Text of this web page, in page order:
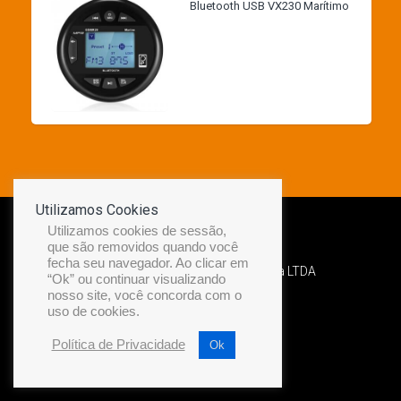
Bluetooth USB VX230 Marítimo
Desenvolvido por Diamond Náutica LTDA
Utilizamos Cookies
Utilizamos cookies de sessão,
que são removidos quando você
fecha seu navegador. Ao clicar em
“Ok” ou continuar visualizando
nosso site, você concorda com o
uso de cookies.
Política de Privacidade Ok